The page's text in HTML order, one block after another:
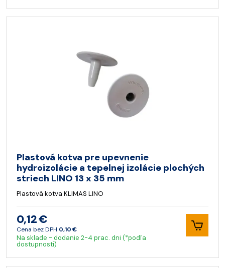
Plastová kotva pre upevnenie
hydroizolácie a tepelnej izolácie plochých
striech LINO 13 x 35 mm
Plastová kotva KLIMAS LINO
0,12 €
Cena bez DPH 0,10 €
Na sklade - dodanie 2-4 prac. dni (*podľa
dostupnosti)